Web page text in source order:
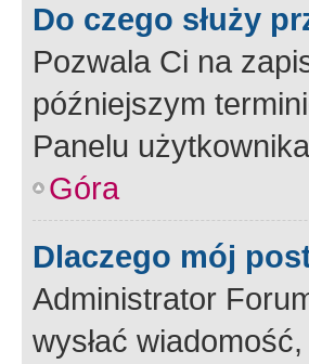
Do czego służy
Pozwala Ci na
późniejszym
Panelu
Góra
Dlaczego mój
Administrator
wysłać